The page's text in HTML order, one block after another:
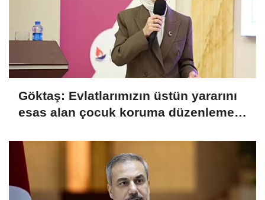
Göktaş: Evlatlarımızın üstün yararını
esas alan çocuk koruma düzenlemesi